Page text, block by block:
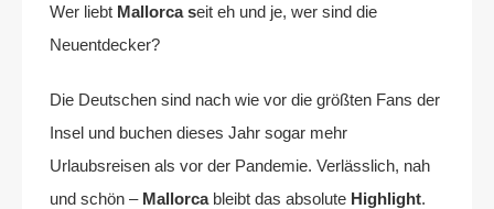
Wer liebt Mallorca seit eh und je, wer sind die
Neuentdecker?
Die Deutschen sind nach wie vor die größten Fans der
Insel und buchen dieses Jahr sogar mehr
Urlaubsreisen als vor der Pandemie. Verlässlich, nah
und schön –Mallorcableibt das absolute Highlight.